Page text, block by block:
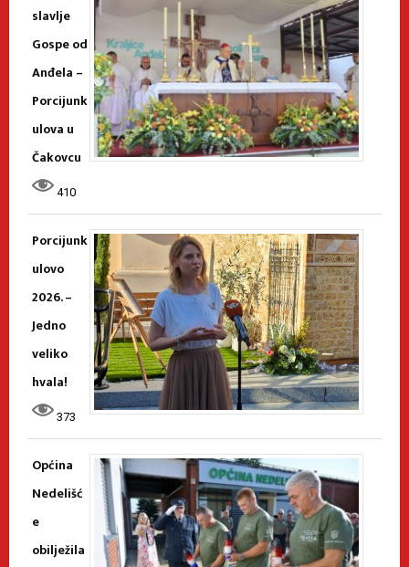
slavlje
Gospe od
Anđela –
Porcijunk
ulova u
Čakovcu
410
Porcijunk
ulovo
2026. –
Jedno
veliko
hvala!
373
Općina
Nedelišć
e
obilježila